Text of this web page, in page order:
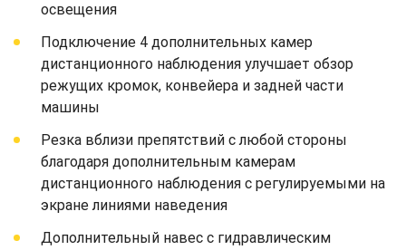
освещения
Подключение 4 дополнительных камер
дистанционного наблюдения улучшает обзор
режущих кромок, конвейера и задней части
машины
Резка вблизи препятствий с любой стороны
благодаря дополнительным камерам
дистанционного наблюдения с регулируемыми на
экране линиями наведения
Дополнительный навес с гидравлическим